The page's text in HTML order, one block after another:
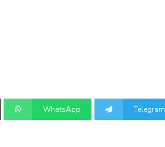
WhatsApp Telegram